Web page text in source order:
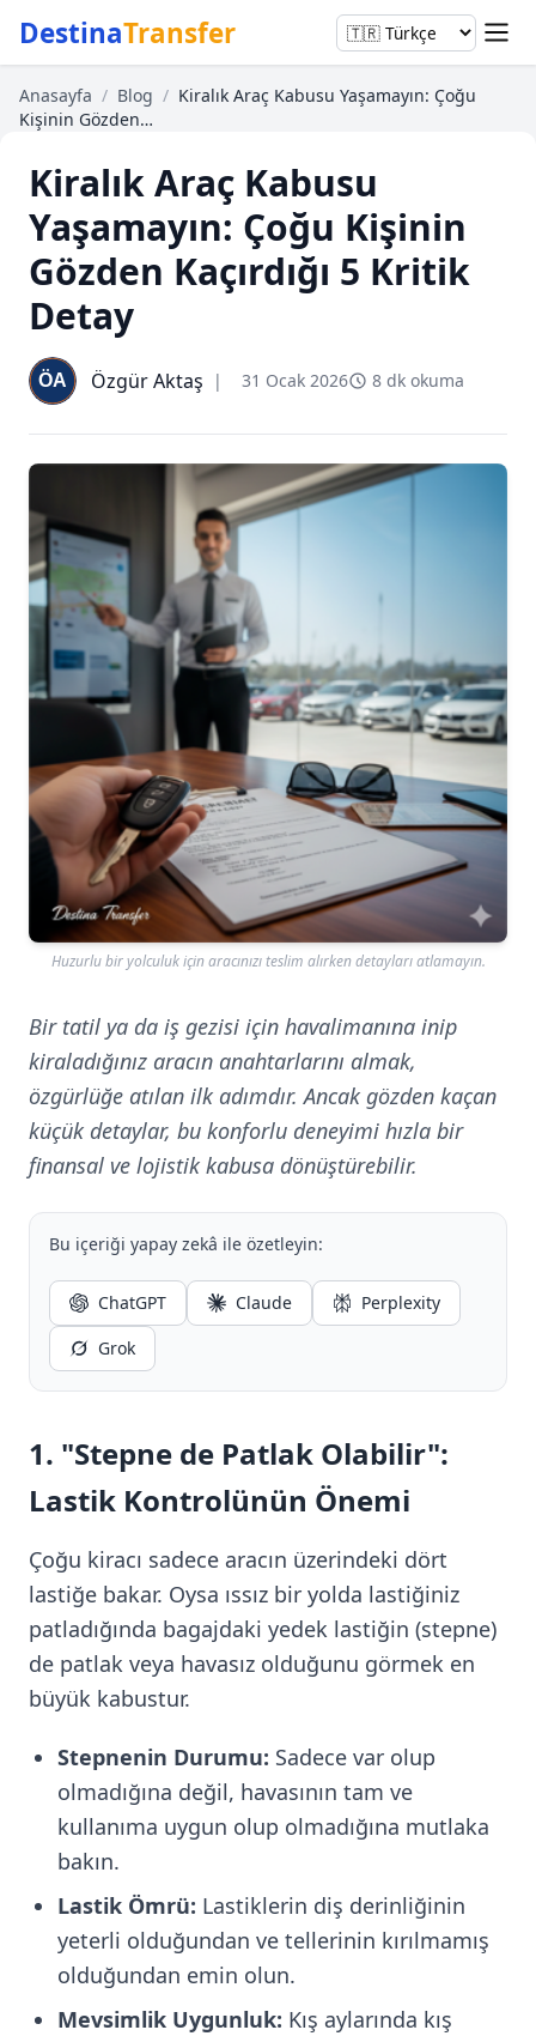
DestinaTransfer
Anasayfa / Blog / Kiralık Araç Kabusu Yaşamayın: Çoğu
Kişinin Gözden…
Kiralık Araç Kabusu
Yaşamayın: Çoğu Kişinin
Gözden Kaçırdığı 5 Kritik
Detay
Özgür Aktaş | 31 Ocak 2026 8 dk okuma
Huzurlu bir yolculuk için aracınızı teslim alırken detayları atlamayın.
Bir tatil ya da iş gezisi için havalimanına inip
kiraladığınız aracın anahtarlarını almak,
özgürlüğe atılan ilk adımdır. Ancak gözden kaçan
küçük detaylar, bu konforlu deneyimi hızla bir
finansal ve lojistik kabusa dönüştürebilir.
Bu içeriği yapay zekâ ile özetleyin:
ChatGPT Claude
Perplexity
Grok
1. "Stepne de Patlak Olabilir":
Lastik Kontrolünün Önemi
Çoğu kiracı sadece aracın üzerindeki dört
lastiğe bakar. Oysa ıssız bir yolda lastiğiniz
patladığında bagajdaki yedek lastiğin (stepne)
de patlak veya havasız olduğunu görmek en
büyük kabustur.
Stepnenin Durumu: Sadece var olup
olmadığına değil, havasının tam ve
kullanıma uygun olup olmadığına mutlaka
bakın.
Lastik Ömrü: Lastiklerin diş derinliğinin
yeterli olduğundan ve tellerinin kırılmamış
olduğundan emin olun.
Mevsimlik Uygunluk: Kış aylarında kış